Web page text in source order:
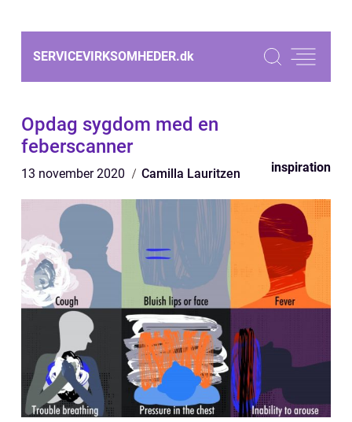
SERVICEVIRKSOMHEDER.dk
Opdag sygdom med en
feberscanner
13 november 2020 Camilla Lauritzen inspiration